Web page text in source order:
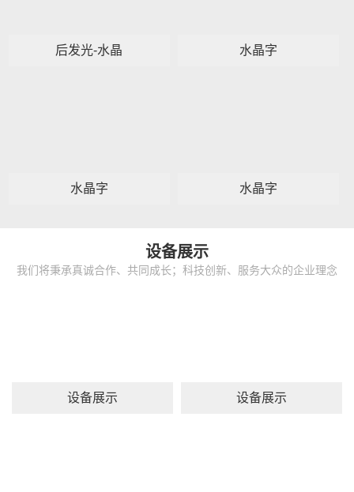
后发光-水晶 水晶字
水晶字 水晶字
设备展示
我们将秉承真诚合作、共同成长；科技创新、服务大众的企业理念
设备展示 设备展示